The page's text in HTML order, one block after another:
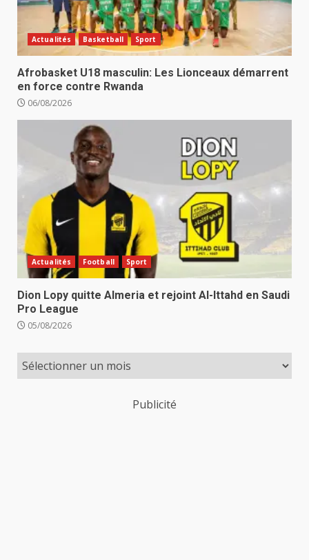
Actualités Basketball Sport
Afrobasket U18 masculin: Les Lionceaux démarrent
en force contre Rwanda
06/08/2026
Actualités Football Sport
Dion Lopy quitte Almeria et rejoint Al-Ittahd en Saudi
Pro League
05/08/2026
Publicité